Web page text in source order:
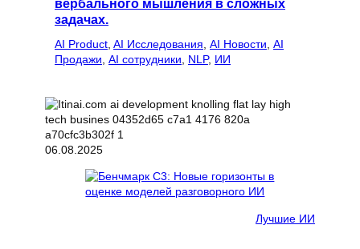
вербального мышления в сложных
задачах.
AI Product AI Исследования AI Новости AI
Продажи AI сотрудники NLP, ИИ
06.08.2025
Лучшие ИИ